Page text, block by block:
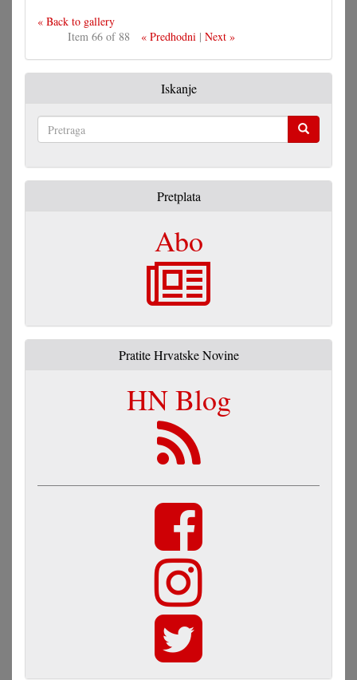
« Back to gallery
Item 66 of 88
« Predhodni| Next »
Iskanje
Pretplata
Abo
Pratite Hrvatske Novine
HN Blog